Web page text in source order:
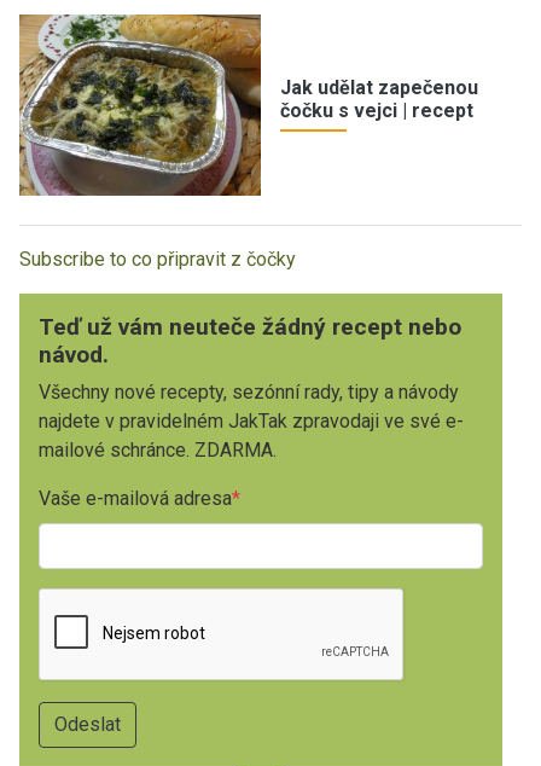
Jak udělat zapečenou
čočku s vejci | recept
Subscribe to co připravit z čočky
Teď už vám neuteče žádný recept nebo
návod.
Všechny nové recepty, sezónní rady, tipy a návody
najdete v pravidelném JakTak zpravodaji ve své e-
mailové schránce. ZDARMA.
Vaše e-mailová adresa